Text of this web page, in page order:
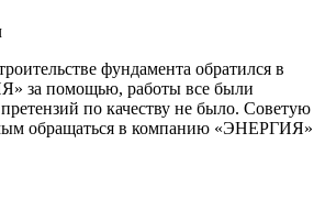
фундамента обратился в
за помощью, работы все были
по качеству не было. Советую
обращаться в компанию «ЭНЕРГИЯ»